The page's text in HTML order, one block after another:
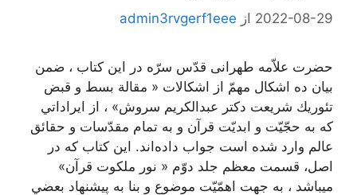
2022-08-29 از admin3rvgerf1eee
حضرت‌ علاّمه‌ طهرانی قدّس‌ سرّه‌ در اين‌ كتاب‌ ، ضمن‌
بيان‌ ده‌ اشكال‌ مهمّ از اشكالات‌ « مقالة‌ بسط‌ و قبض‌
تئوريك‌ شريعت‌ دكتر عبدالكريم‌ سروش‌» ، از ايراداتي‌
كه‌ به‌ حجّيّت‌ و ابديّت‌ قرآن‌ و به تمام‌ مقدّسات‌ و حقائق‌
عالم‌ وارد شده‌ است‌ جواب‌ داده‌اند. اين‌ كتاب‌ كه‌ در
اصل‌، قسمت‌ معظم‌ جلد دوّم‌ « نور ملكوت‌ قرآن‌»
ميباشد ، به‌ جهت‌ اهمّيّت‌ موضوع‌ و بنا به‌ پيشنهاد بعضي‌